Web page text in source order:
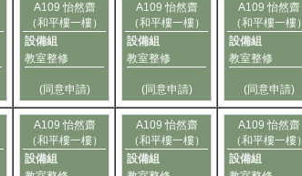
A109 怡然齋
（和平樓一樓）
設備組
教室整修
(同意申請)
A109 怡然齋
（和平樓一樓）
設備組
教室整修
(同意申請)
A109 怡然齋
（和平樓一樓）
設備組
教室整修
(同意申請)
A109 怡然齋
（和平樓一樓）
設備組
A109 怡然齋
（和平樓一樓）
設備組
A109 怡然齋
（和平樓一樓）
設備組